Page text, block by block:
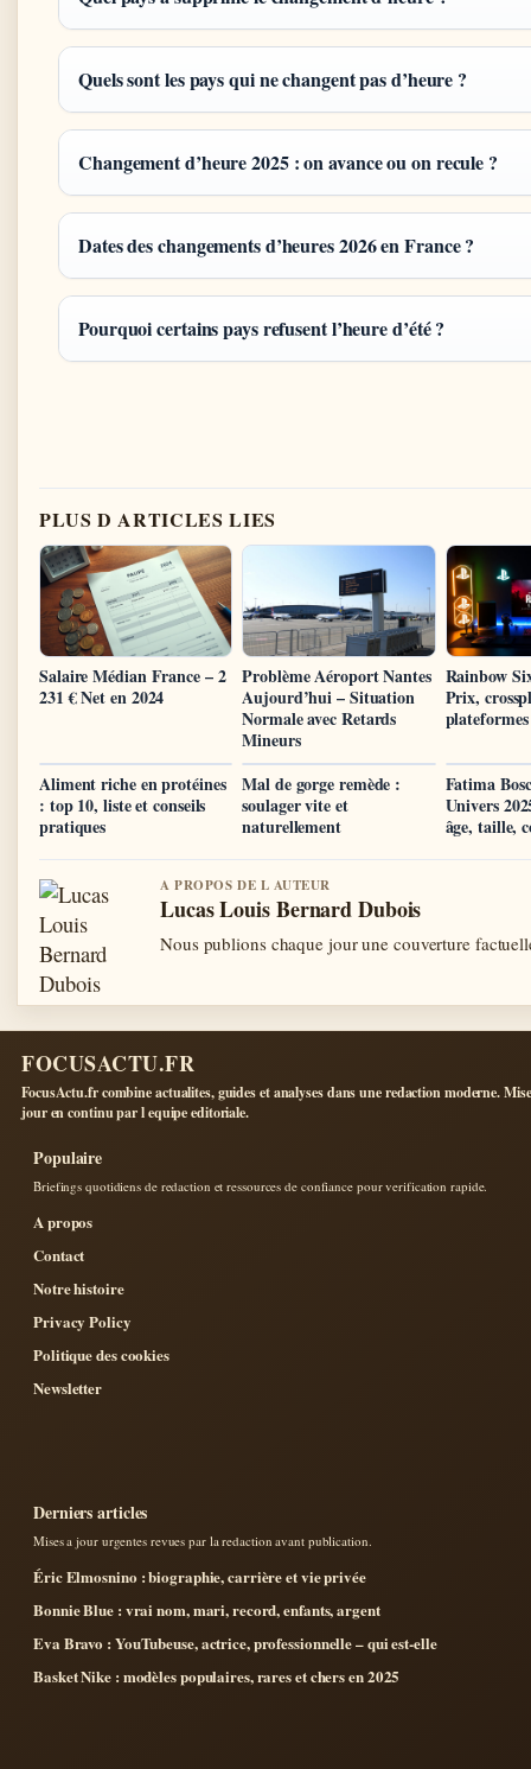
Quels sont les pays qui ne changent pas d’heure ?
Changement d’heure 2025 : on avance ou on recule ?
Dates des changements d’heures 2026 en France ?
Pourquoi certains pays refusent l’heure d’été ?
PLUS D ARTICLES LIES
Salaire Médian France – 2
231 € Net en 2024
Problème Aéroport Nantes
Aujourd’hui – Situation
Normale avec Retards
Mineurs
Rainbow
Prix,
Aliment riche en protéines
: top 10, liste et conseils
pratiques
Mal de gorge remède :
soulager vite et
naturellement
Fatima
Univers
âge, taille,
A PROPOS DE L AUTEUR
Lucas Louis Bernard Dubois
Nous publions chaque jour une couverture
FOCUSACTU.FR
FocusActu.fr combine actualites, guides et analyses dans une redaction moderne.
jour en continu par l equipe editoriale.
Populaire
Briefings quotidiens de redaction et ressources de confiance pour verification rapide.
A propos
Contact
Notre histoire
Privacy Policy
Politique des cookies
Newsletter
Derniers articles
Mises a jour urgentes revues par la redaction avant publication.
Éric Elmosnino : biographie, carrière et vie privée
Bonnie Blue : vrai nom, mari, record, enfants, argent
Eva Bravo : YouTubeuse, actrice, professionnelle – qui est-elle
Basket Nike : modèles populaires, rares et chers en 2025